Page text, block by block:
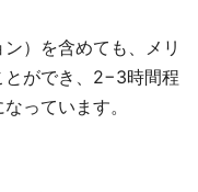
）を含めても、メリ
とができ、2−3時間程
っています。